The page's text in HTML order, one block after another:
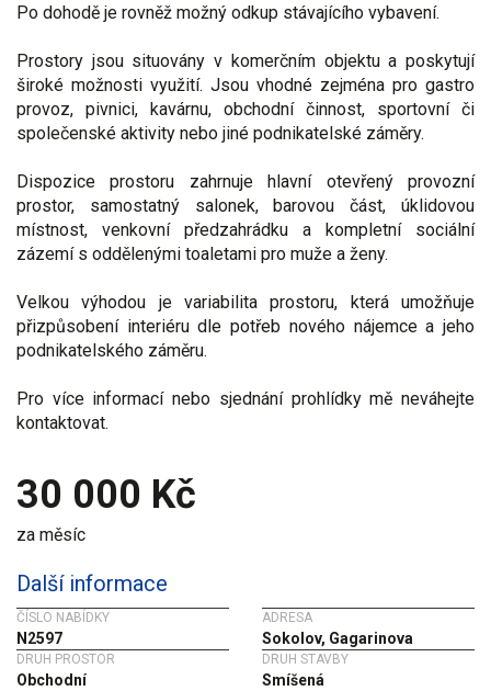
Po dohodě je rovněž možný odkup stávajícího vybavení.
Prostory jsou situovány v komerčním objektu a poskytují
široké možnosti využití. Jsou vhodné zejména pro gastro
provoz, pivnici, kavárnu, obchodní činnost, sportovní či
společenské aktivity nebo jiné podnikatelské záměry.
Dispozice prostoru zahrnuje hlavní otevřený provozní
prostor, samostatný salonek, barovou část, úklidovou
místnost, venkovní předzahrádku a kompletní sociální
zázemí s oddělenými toaletami pro muže a ženy.
Velkou výhodou je variabilita prostoru, která umožňuje
přizpůsobení interiéru dle potřeb nového nájemce a jeho
podnikatelského záměru.
Pro více informací nebo sjednání prohlídky mě neváhejte
kontaktovat.
30 000 Kč
za měsíc
Další informace
ČÍSLO NABÍDKY
N2597
ADRESA
Sokolov, Gagarinova
DRUH PROSTOR
Obchodní
DRUH STAVBY
Smíšená